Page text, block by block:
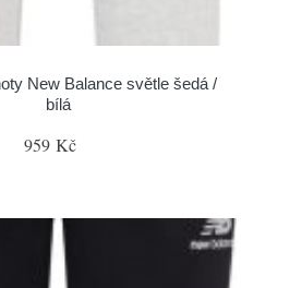
New Balance světle šedá /
bílá
959 Kč